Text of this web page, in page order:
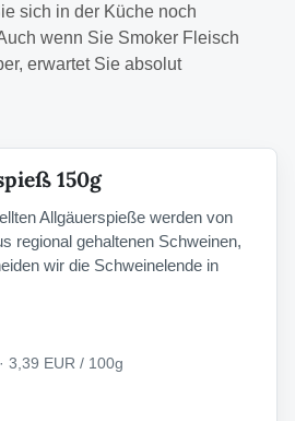
sich in der Küche noch
wenn Sie Smoker Fleisch
erwartet Sie absolut
150g
Allgäuerspieße werden von
regional gehaltenen Schweinen,
wir die Schweinelende in
3,39 EUR / 100g